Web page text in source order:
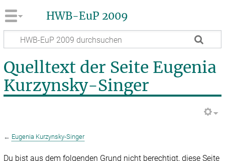
HWB-EuP 2009
Quelltext der Seite Eugenia
Kurzynsky-Singer
← Eugenia Kurzynsky-Singer
Du bist aus dem folgenden Grund nicht berechtigt, diese Seite